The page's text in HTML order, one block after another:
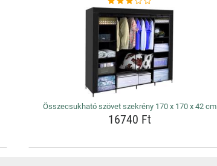
Összecsukható szövet szekrény 170 x 170 x 42 cm
16740 Ft